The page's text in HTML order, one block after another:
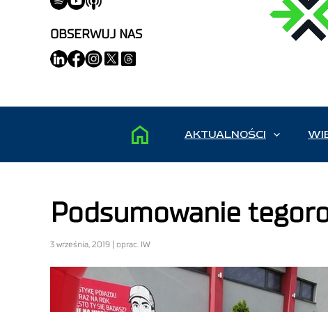
OBSERWUJ NAS
AKTUALNOŚCI
Podsumowanie
3 września, 2019 | oprac. IW